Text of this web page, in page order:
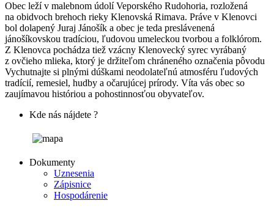
Obec leží v malebnom údolí Veporského Rudohoria, rozložená
na obidvoch brehoch rieky Klenovská Rimava. Práve v Klenovci
bol dolapený Juraj Jánošík a obec je teda preslávenená
jánošíkovskou tradíciou, ľudovou umeleckou tvorbou a folklórom.
Z Klenovca pochádza tiež vzácny Klenovecký syrec vyrábaný
z ovčieho mlieka, ktorý je držiteľom chráneného označenia pôvodu
Vychutnajte si plnými dúškami neodolateľnú atmosféru ľudových
tradícií, remesiel, hudby a očarujúcej prírody. Víta vás obec so
zaujímavou históriou a pohostinnosťou obyvateľov.
Kde nás nájdete ?
Dokumenty
Uznesenia
Zápisnice
Hospodárenie